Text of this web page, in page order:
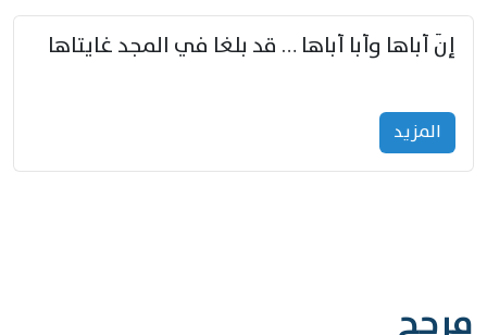
إنّ أباها وأبا أباها … قد بلغا في المجد غايتاها
المزید
مرجح